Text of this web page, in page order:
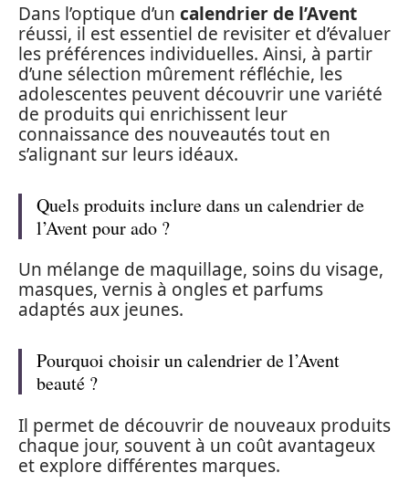
Dans l’optique d’un calendrier de l’Avent
réussi, il est essentiel de revisiter et d’évaluer
les préférences individuelles. Ainsi, à partir
d’une sélection mûrement réfléchie, les
adolescentes peuvent découvrir une variété
de produits qui enrichissent leur
connaissance des nouveautés tout en
s’alignant sur leurs idéaux.
Quels produits inclure dans un calendrier de
l’Avent pour ado ?
Un mélange de maquillage, soins du visage,
masques, vernis à ongles et parfums
adaptés aux jeunes.
Pourquoi choisir un calendrier de l’Avent
beauté ?
Il permet de découvrir de nouveaux produits
chaque jour, souvent à un coût avantageux
et explore différentes marques.